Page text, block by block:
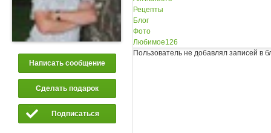
Написать сообщение
Сделать подарок
Подписаться
Рецепты
Блог
Фото
Любимое126
Пользователь не добавлял записей в